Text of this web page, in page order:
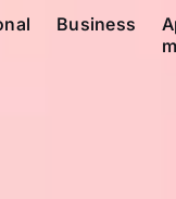
Business